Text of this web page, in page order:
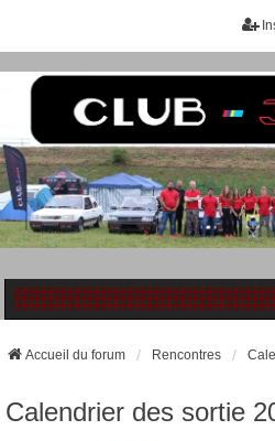
Accueil du forum Rencontres
Calendrier des sortie